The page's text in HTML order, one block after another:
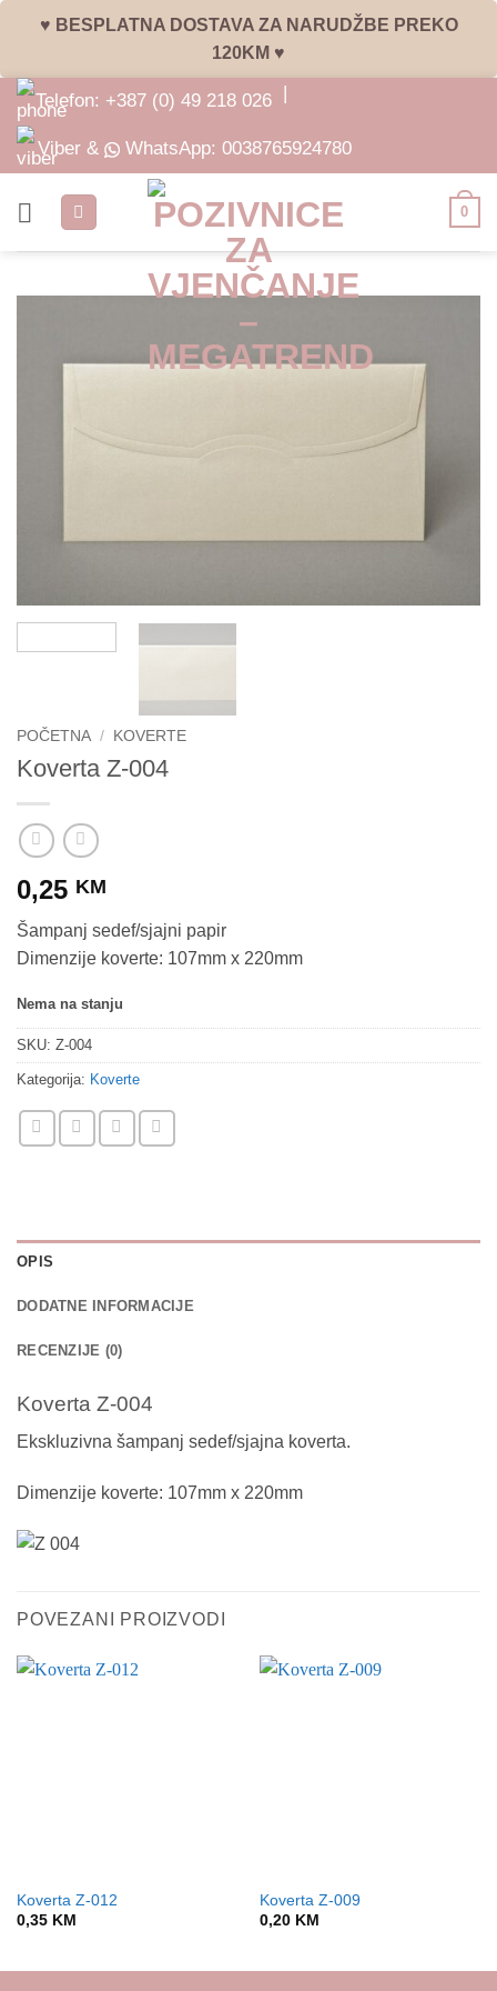
♥ BESPLATNA DOSTAVA ZA NARUDŽBE PREKO
120KM ♥
Skip
content
Telefon: +387 (0) 49 218 026 |
Viber & WhatsApp: 0038765924780
0
POČETNA / KOVERTE
Koverta Z-004
0,25 KM
Šampanj sedef/sjajni papir
Dimenzije koverte: 107mm x 220mm
Nema na stanju
SKU: Z-004
Kategorija: Koverte
OPIS
DODATNE INFORMACIJE
RECENZIJE (0)
Koverta Z-004
Ekskluzivna šampanj sedef/sjajna koverta.
Dimenzije koverte: 107mm x 220mm
POVEZANI PROIZVODI
Koverta Z-012
0,35 KM
Koverta Z-009
0,20 KM